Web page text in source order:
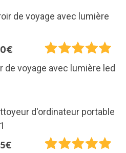
de voyage avec lumière led